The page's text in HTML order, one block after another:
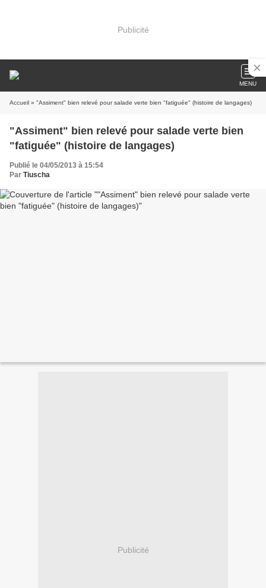
Publicité
MENU
Accueil » "Assiment" bien relevé pour salade verte bien "fatiguée" (histoire de langages)
"Assiment" bien relevé pour salade verte bien
"fatiguée" (histoire de langages)
Publié le 04/05/2013 à 15:54
Par Tiuscha
Publicité